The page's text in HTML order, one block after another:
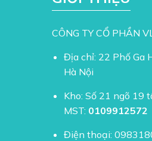
CÔNG TY CỔ PHẦN
Địa chỉ: 22 Phố Ga
Hà Nội
Kho: Số 21 ngõ 19
MST: 0109912572
Điện thoại: